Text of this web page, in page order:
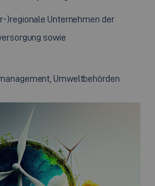
)regionale Unternehmen der
sowie
Umweltbehörden